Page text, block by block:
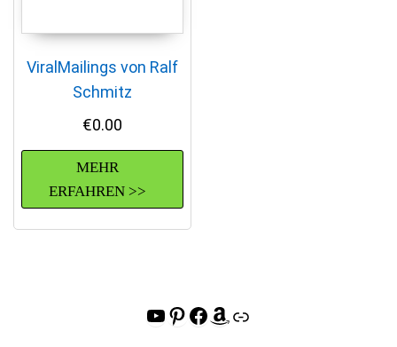
ViralMailings von Ralf
Schmitz
€0.00
MEHR
ERFAHREN >>
YouTube
Pinterest
Facebook
Amazon
Link